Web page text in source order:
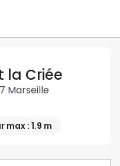
la Criée
Marseille
max : 1.9 m